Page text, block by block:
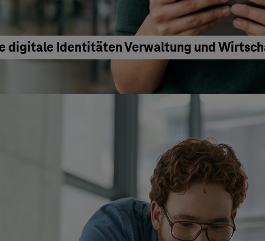
digitale Identitäten Verwaltung und